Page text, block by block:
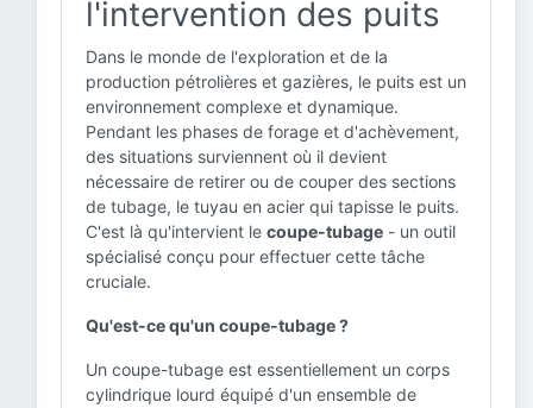
l'intervention des puits
Dans le monde de l'exploration et de la
production pétrolières et gazières, le puits est un
environnement complexe et dynamique.
Pendant les phases de forage et d'achèvement,
des situations surviennent où il devient
nécessaire de retirer ou de couper des sections
de tubage, le tuyau en acier qui tapisse le puits.
C'est là qu'intervient le coupe-tubage - un outil
spécialisé conçu pour effectuer cette tâche
cruciale.
Qu'est-ce qu'un coupe-tubage ?
Un coupe-tubage est essentiellement un corps
cylindrique lourd équipé d'un ensemble de